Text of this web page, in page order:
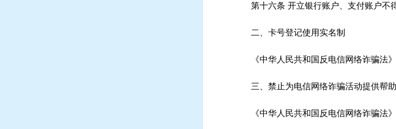
第十六条 开立银行账户、支付账户不
二、卡号登记使用实名制
《中华人民共和国反电信网络诈骗法
三、禁止为电信网络诈骗活动提供帮助
《中华人民共和国反电信网络诈骗